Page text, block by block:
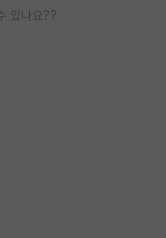
있나요??